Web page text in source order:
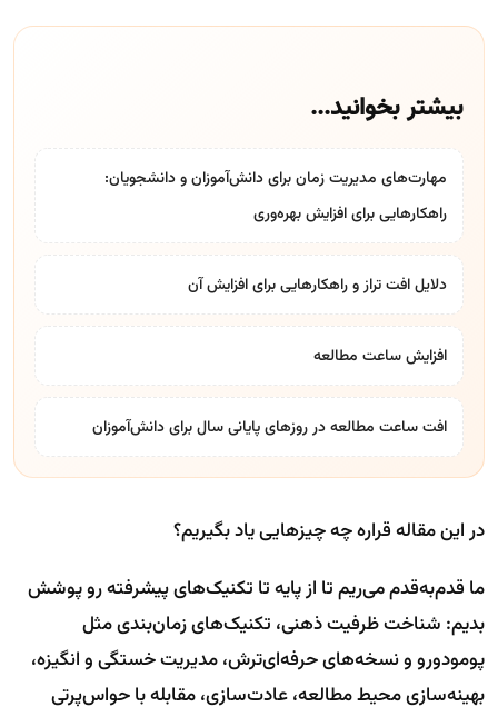
بیشتر بخوانید...
مهارت‌های مدیریت زمان برای دانش‌آموزان و دانشجویان:
راهکارهایی برای افزایش بهره‌وری
دلایل افت تراز و راهکارهایی برای افزایش آن
افزایش ساعت مطالعه
افت ساعت مطالعه در روز‌های پایانی سال برای دانش‌آموزان
در این مقاله قراره چه چیزهایی یاد بگیریم؟
ما قدم‌به‌قدم می‌ریم تا از پایه تا تکنیک‌های پیشرفته رو پوشش
بدیم: شناخت ظرفیت ذهنی، تکنیک‌های زمان‌بندی مثل
پومودورو و نسخه‌های حرفه‌ای‌ترش، مدیریت خستگی و انگیزه،
بهینه‌سازی محیط مطالعه، عادت‌سازی، مقابله با حواس‌پرتی